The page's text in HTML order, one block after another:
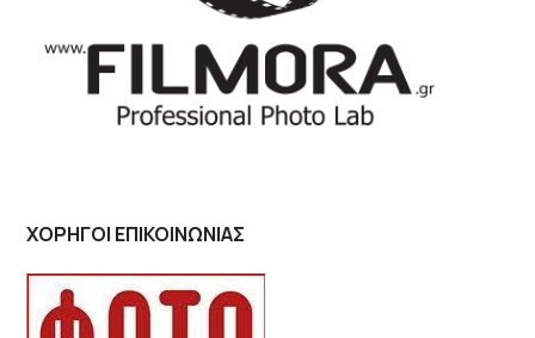
ΧΟΡΗΓΟΙ ΕΠΙΚΟΙΝΩΝΙΑΣ